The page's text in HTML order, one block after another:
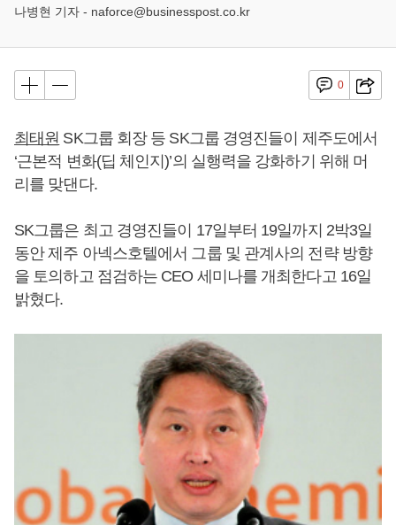
나병현 기자 - naforce@businesspost.co.kr
0
최태원 SK그룹 회장 등 SK그룹 경영진들이 제주도에서
‘근본적 변화(딥 체인지)’의 실행력을 강화하기 위해 머
리를 맞댄다.
SK그룹은 최고 경영진들이 17일부터 19일까지 2박3일
동안 제주 아넥스호텔에서 그룹 및 관계사의 전략 방향
을 토의하고 점검하는 CEO 세미나를 개최한다고 16일
밝혔다.